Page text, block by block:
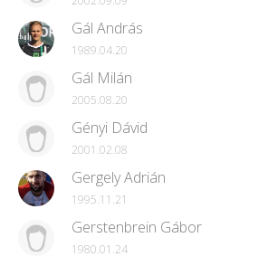
Gál András
1989.04.20
Gál Milán
2005.08.20
Gényi Dávid
2001.02.08
Gergely Adrián
1995.11.21
Gerstenbrein Gábor
1980.01.24